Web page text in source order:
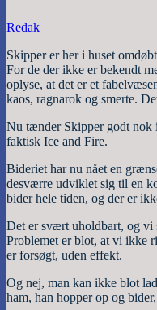
Redak
Skipper er her i huset
For de der ikke er bekendt
oplyse, at det er et
kaos, ragnarok og smerte.
Nu tænder Skipper godt nok
faktisk Ice and Fire.
Bideriet har nu nået en
desværre udviklet sig til en
bider hele tiden, og der er
Det er svært uholdbart, og vi
Problemet er blot, at vi ikke
er forsøgt, uden effekt.
Og nej, man kan ikke blot
ham, han hopper op og